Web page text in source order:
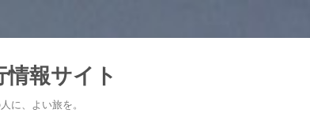
報サイト
に、よい旅を。